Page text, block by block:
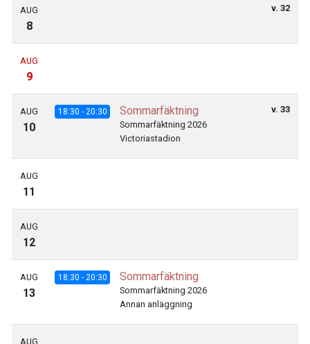
AUG
8
v. 32
AUG
9
AUG
10
v. 33
18:30 - 20:30 Sommarfäktning
Sommarfäktning 2026
Victoriastadion
AUG
11
AUG
12
AUG
13
18:30 - 20:30 Sommarfäktning
Sommarfäktning 2026
Annan anläggning
AUG